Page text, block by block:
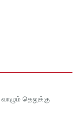
வாழும் தெலுக்கு